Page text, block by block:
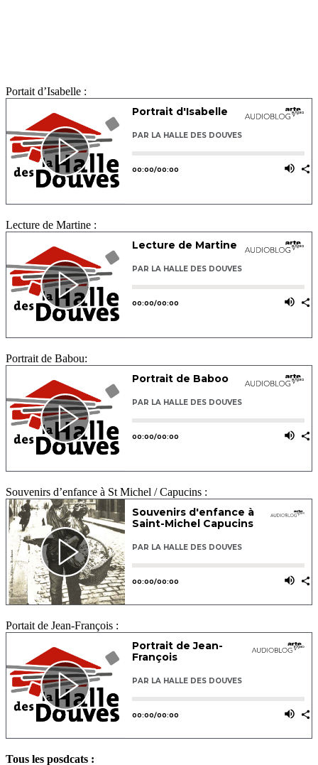
Portait d’Isabelle :
Lecture de Martine :
Portrait de Babou:
Souvenirs d’enfance à St Michel / Capucins :
Portait de Jean-François :
Tous les posdcats :